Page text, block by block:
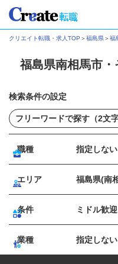
クリエイト転職・求人TOP ＞福島県＞福
福島県南相馬市
検索条件の設定
職種 指定しない
エリア 福島県(南
条件 ミドル歓迎
業種 指定しない